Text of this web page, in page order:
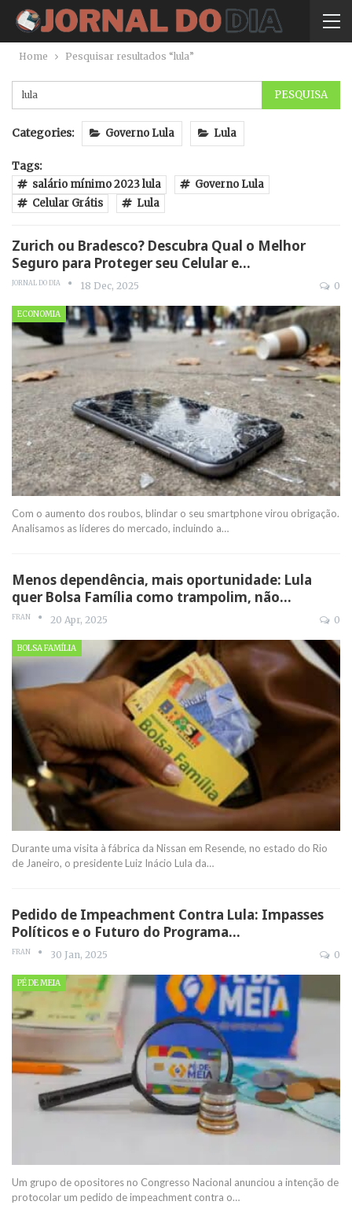
Home Pesquisar resultados “lula”
Categories: Governo Lula Lula
Tags:
salário mínimo 2023 lula
Governo Lula
Celular Grátis
Lula
Zurich ou Bradesco? Descubra Qual o Melhor
Seguro para Proteger seu Celular e…
JORNAL DO DIA 18 Dec, 2025 0
ECONOMIA
Com o aumento dos roubos, blindar o seu smartphone virou obrigação.
Analisamos as líderes do mercado, incluindo a…
Menos dependência, mais oportunidade: Lula
quer Bolsa Família como trampolim, não…
FRAN 20 Apr, 2025 0
BOLSA FAMÍLIA
Durante uma visita à fábrica da Nissan em Resende, no estado do Rio
de Janeiro, o presidente Luiz Inácio Lula da…
Pedido de Impeachment Contra Lula: Impasses
Políticos e o Futuro do Programa…
FRAN 30 Jan, 2025 0
PÉ DE MEIA
Um grupo de opositores no Congresso Nacional anunciou a intenção de
protocolar um pedido de impeachment contra o…